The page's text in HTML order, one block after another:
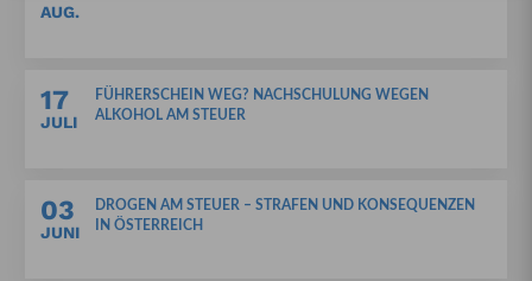
AUG.
FÜHRERSCHEIN WEG? NACHSCHULUNG WEGEN
ALKOHOL AM STEUER
17
JULI
DROGEN AM STEUER – STRAFEN UND KONSEQUENZEN
IN ÖSTERREICH
03
JUNI